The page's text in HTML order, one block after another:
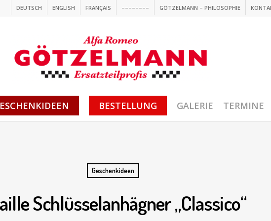
DEUTSCH ENGLISH FRANÇAIS –––––––– GÖTZELMANN – PHILOSOPHIE
BESTELLUNG GALERIE TERMINE
Geschenkideen
Schlüsselanhägner „Classico“